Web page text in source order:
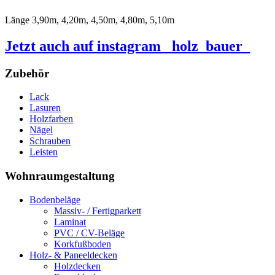
Länge 3,90m, 4,20m, 4,50m, 4,80m, 5,10m
Jetzt auch auf instagram _holz_bauer_
Zubehör
Lack
Lasuren
Holzfarben
Nägel
Schrauben
Leisten
Wohnraumgestaltung
Bodenbeläge
Massiv- / Fertigparkett
Laminat
PVC / CV-Beläge
Korkfußboden
Holz- & Paneeldecken
Holzdecken